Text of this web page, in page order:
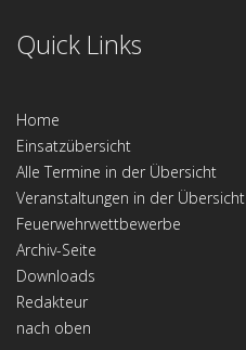
Quick Links
Home
Einsatzübersicht
Alle Termine in der Übersicht
Veranstaltungen in der Übersicht
Feuerwehrwettbewerbe
Archiv-Seite
Downloads
Redakteur
nach oben